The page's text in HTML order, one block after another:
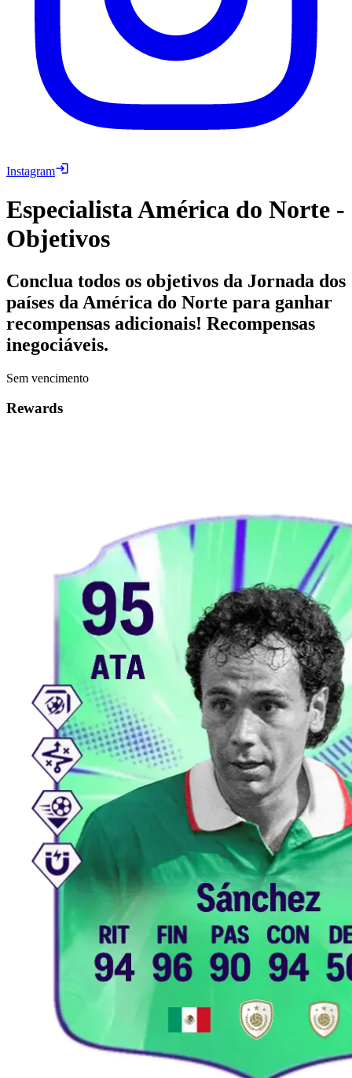
Instagram
Especialista América do Norte -
Objetivos
Conclua todos os objetivos da Jornada dos
países da América do Norte para ganhar
recompensas adicionais! Recompensas
inegociáveis.
Sem vencimento
Rewards